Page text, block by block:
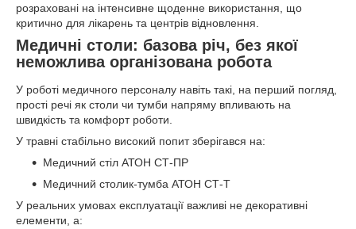
розраховані на інтенсивне щоденне використання, що
критично для лікарень та центрів відновлення.
Медичні столи: базова річ, без якої
неможлива організована робота
У роботі медичного персоналу навіть такі, на перший погляд,
прості речі як столи чи тумби напряму впливають на
швидкість та комфорт роботи.
У травні стабільно високий попит зберігався на:
Медичний стіл АТОН СТ-ПР
Медичний столик-тумба АТОН СТ-Т
У реальних умовах експлуатації важливі не декоративні
елементи, а: